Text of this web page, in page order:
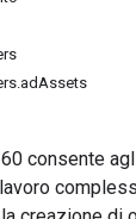
consente